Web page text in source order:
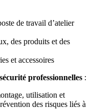
de travail d’atelier
des produits et des
et accessoires
professionnelles :
utilisation et
des risques liés à